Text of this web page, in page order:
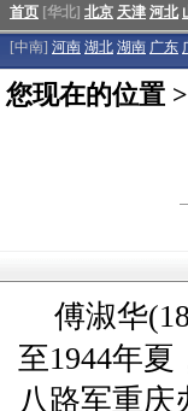
首页 [华北] 北京 天津 河北
[中南] 河南 湖北 湖南 广东
您现在的位置 >
傅淑华
至1944年
八路军重庆